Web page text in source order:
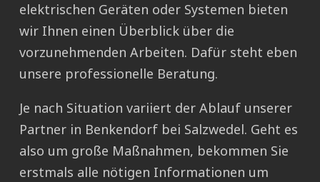
elektrischen Geräten oder Systemen bieten
wir Ihnen einen Überblick über die
vorzunehmenden Arbeiten. Dafür steht eben
unsere professionelle Beratung.
Je nach Situation variiert der Ablauf unserer
Partner in Benkendorf bei Salzwedel. Geht es
also um große Maßnahmen, bekommen Sie
erstmals alle nötigen Informationen um